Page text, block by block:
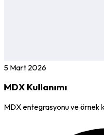
5 Mart 2026
MDX Kullanımı
MDX entegrasyonu ve örnek